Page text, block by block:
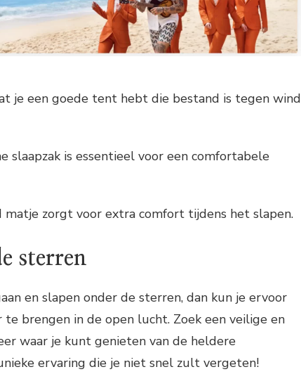
je een goede tent hebt die bestand is tegen wind
slaapzak is essentieel voor een comfortabele
matje zorgt voor extra comfort tijdens het slapen.
sterren
en slapen onder de sterren, dan kun je ervoor
te brengen in de open lucht. Zoek een veilige en
waar je kunt genieten van de heldere
ervaring die je niet snel zult vergeten!